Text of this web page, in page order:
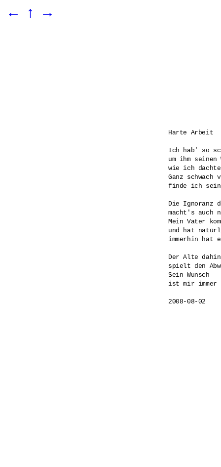
← ↑ →
Harte Arbeit
Ich hab' so
um ihm
wie ich
Ganz schwach
finde ich
Die Ignoranz
macht's
Mein Vater
und hat
immerhin hat
Der Alte
spielt den
Sein Wunsch
ist mir immer
2008-08-02